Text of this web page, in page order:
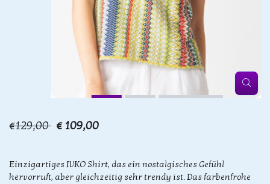
€129,00 € 109,00
Einzigartiges IVKO Shirt, das ein nostalgisches Gefühl
hervorruft, aber gleichzeitig sehr trendy ist. Das farbenfrohe